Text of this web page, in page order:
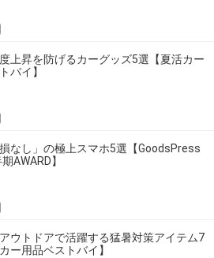
上昇を防げるカーグッズ5選【夏活カー
バイ】
損なし」の極上スマホ5選【GoodsPress
AWARD】
ウトドアで活躍する猛暑対策アイテム7
ー用品ベストバイ】